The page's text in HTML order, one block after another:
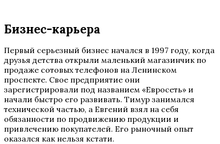
Бизнес-карьера
Первый серьезный бизнес начался в 1997 году, когда
друзья детства открыли маленький магазинчик по
продаже сотовых телефонов на Ленинском
проспекте. Свое предприятие они
зарегистрировали под названием «Евросеть» и
начали быстро его развивать. Тимур занимался
технической частью, а Евгений взял на себя
обязанности по продвижению продукции и
привлечению покупателей. Его рыночный опыт
оказался как нельзя кстати.